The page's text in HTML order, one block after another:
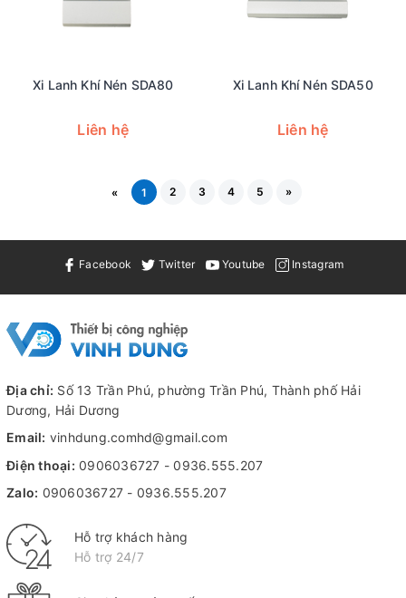
Xi Lanh Khí Nén SDA80
Liên hệ
Xi Lanh Khí Nén SDA50
Liên hệ
« 1 2 3 4 5 »
Facebook Twitter Youtube Instagram
Địa chỉ: Số 13 Trần Phú, phường Trần Phú, Thành phố Hải
Dương, Hải Dương
Email: vinhdung.comhd@gmail.com
Điện thoại: 0906036727 -0936.555.207
Zalo: 0906036727 - 0936.555.207
Hỗ trợ khách hàng
Hỗ trợ 24/7